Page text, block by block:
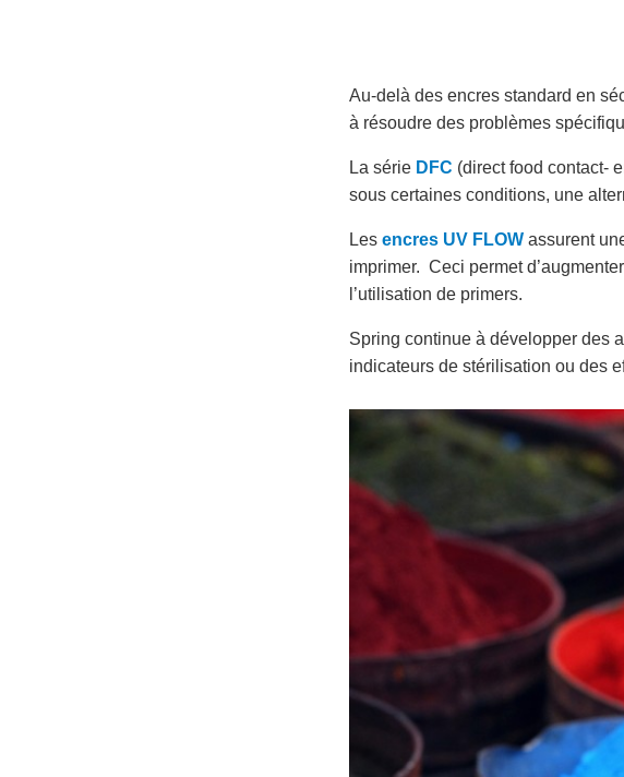
Au-delà des encres standard en
à résoudre des problèmes
La série DFC (direct food contact-
sous certaines conditions, une
Les encres UV FLOW assurent
imprimer. Ceci permet
l’utilisation de primers.
Spring continue à développer des
indicateurs de stérilisation ou des